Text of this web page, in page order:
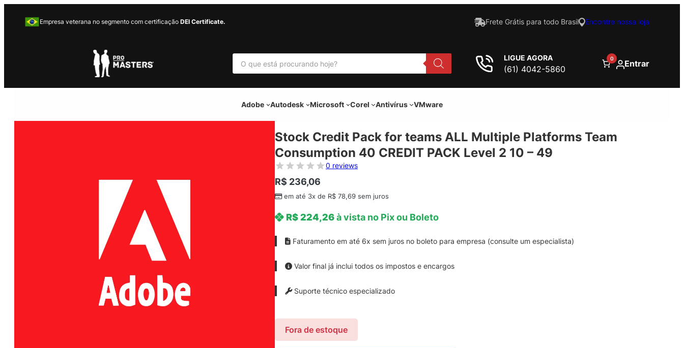
Empresa veterana no segmento com certificação DEI Certificate. Frete Grátis para todo Brasil Encontre nossa loja
P
s
u
r
LIGUE AGORA
(61) 4042-5860
0 Entrar
Adobe Autodesk Microsoft Corel Antivírus VMware
Stock Credit Pack for teams ALL Multiple Platforms Team
Consumption 40 CREDIT PACK Level 2 10 – 49
0 reviews
R$ 236,06
em até 3x de R$ 78,69 sem juros
R$224,26à vista no Pix ou Boleto
Faturamento em até 6x sem juros no boleto para empresa (consulte um especialista)
Valor final já inclui todos os impostos e encargos
Suporte técnico especializado
Fora de estoque